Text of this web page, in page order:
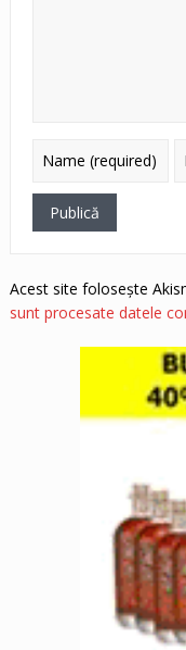
Acest site folosește
sunt procesate datele